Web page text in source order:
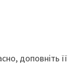
доповніть її